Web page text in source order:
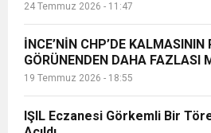
24 Temmuz 2026 - 11:47
İNCE’NİN CHP’DE KALMASININ
GÖRÜNENDEN DAHA FAZLASI
19 Temmuz 2026 - 18:55
IŞIL Eczanesi Görkemli Bir